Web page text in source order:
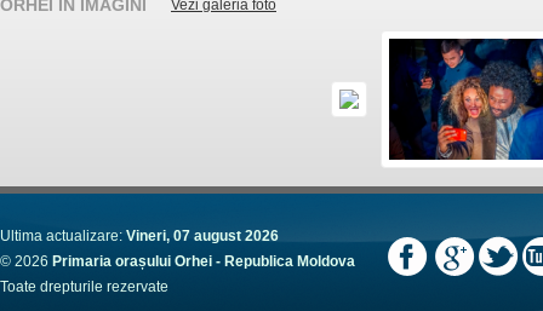
ORHEI ÎN IMAGINI Vezi galeria foto
Ultima actualizare: Vineri, 07 august 2026
© 2026 Primaria orașului Orhei - Republica Moldova
Toate drepturile rezervate